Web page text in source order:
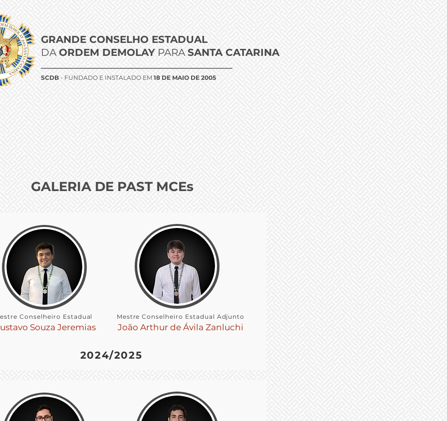
GRANDE CONSELHO ESTADUAL
DA ORDEM DEMOLAY PARASANTA CATARINA
SCDB - FUNDADO E INSTALADO EM 18 DE MAIO DE 2005
HONRARIAS E PRÊMIOS RESTRITO
GALERIA DE PAST MCEs
Conselheiro Estadual Mestre Conselheiro Estadual Adjunto
Souza Jeremias João Arthur de Ávila Zanluchi
2024/2025